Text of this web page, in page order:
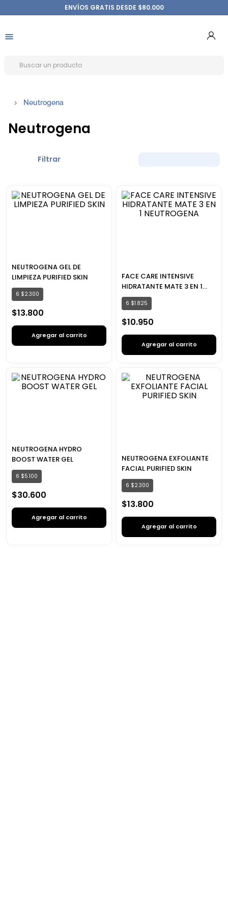
ENVÍOS GRATIS DESDE $80.000
Neutrogena
Neutrogena
Filtrar
NEUTROGENA GEL DE
LIMPIEZA PURIFIED SKIN
6 $2.300
$13.800
Agregar al carrito
FACE CARE INTENSIVE
HIDRATANTE MATE 3 EN 1
NEUTROGENA
6 $1.825
$10.950
Agregar al carrito
NEUTROGENA HYDRO
BOOST WATER GEL
6 $5.100
$30.600
Agregar al carrito
NEUTROGENA EXFOLIANTE
FACIAL PURIFIED SKIN
6 $2.300
$13.800
Agregar al carrito